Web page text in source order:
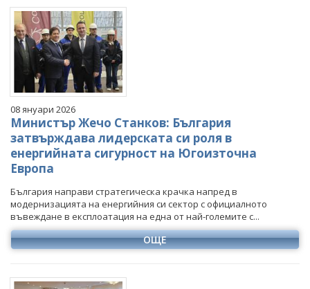
08 януари 2026
Министър Жечо Станков: България
затвърждава лидерската си роля в
енергийната сигурност на Югоизточна
Европа
България направи стратегическа крачка напред в
модернизацията на енергийния си сектор с официалното
въвеждане в експлоатация на една от най-големите с...
ОЩЕ